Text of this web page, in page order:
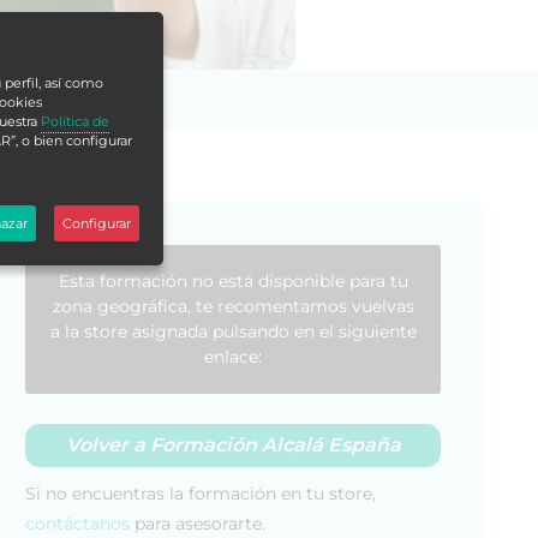
Esta formación no está disponible para tu
zona geográfica, te recomentamos vuelvas
a la store asignada pulsando en el siguiente
enlace:
Volver a Formación Alcalá España
Si no encuentras la formación en tu store,
contáctanos para asesorarte.
perfil, así como
Política de
o bien configurar
Configurar